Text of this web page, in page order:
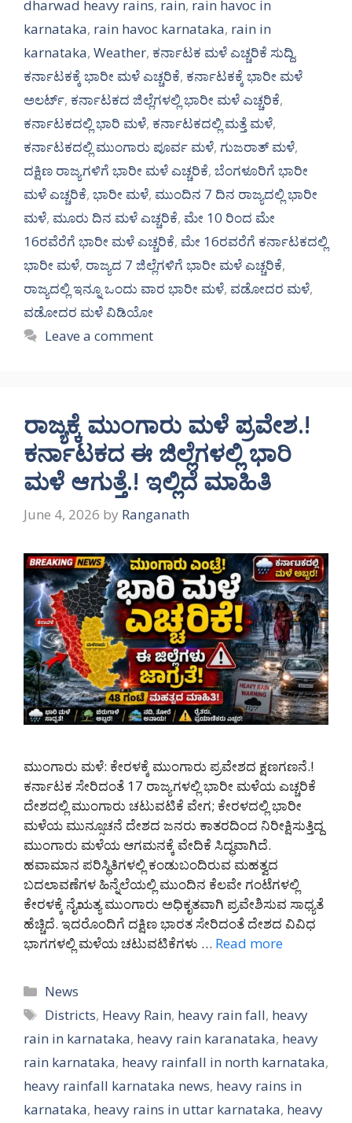
dharwad heavy rains, rain, rain havoc in
karnataka, rain havoc karnataka, rain in
karnataka, Weather, ಕರ್ನಾಟಕ ಮಳೆ ಎಚ್ಚರಿಕೆ ಸುದ್ದಿ,
ಕರ್ನಾಟಕಕ್ಕೆ ಭಾರೀ ಮಳೆ ಎಚ್ಚರಿಕೆ, ಕರ್ನಾಟಕಕ್ಕೆ ಭಾರೀ ಮಳೆ
ಅಲರ್ಟ್‌, ಕರ್ನಾಟಕದ ಜಿಲ್ಲೆಗಳಲ್ಲಿ ಭಾರೀ ಮಳೆ ಎಚ್ಚರಿಕೆ,
ಕರ್ನಾಟಕದಲ್ಲಿ ಭಾರಿ ಮಳೆ, ಕರ್ನಾಟಕದಲ್ಲಿ ಮತ್ತೆ ಮಳೆ,
ಕರ್ನಾಟಕದಲ್ಲಿ ಮುಂಗಾರು ಪೂರ್ವ ಮಳೆ, ಗುಜರಾತ್ ಮಳೆ,
ದಕ್ಷಿಣ ರಾಜ್ಯಗಳಿಗೆ ಭಾರೀ ಮಳೆ ಎಚ್ಚರಿಕೆ, ಬೆಂಗಳೂರಿಗೆ ಭಾರೀ
ಮಳೆ ಎಚ್ಚರಿಕೆ, ಭಾರೀ ಮಳೆ, ಮುಂದಿನ 7 ದಿನ ರಾಜ್ಯದಲ್ಲಿ ಭಾರೀ
ಮಳೆ, ಮೂರು ದಿನ ಮಳೆ ಎಚ್ಚರಿಕೆ, ಮೇ 10 ರಿಂದ ಮೇ
16ರವೆರೆಗೆ ಭಾರೀ ಮಳೆ ಎಚ್ಚರಿಕೆ, ಮೇ 16ರವರೆಗೆ ಕರ್ನಾಟಕದಲ್ಲಿ
ಭಾರೀ ಮಳೆ, ರಾಜ್ಯದ 7 ಜಿಲ್ಲೆಗಳಿಗೆ ಭಾರೀ ಮಳೆ ಎಚ್ಚರಿಕೆ,
ರಾಜ್ಯದಲ್ಲಿ ಇನ್ನೂ ಒಂದು ವಾರ ಭಾರೀ ಮಳೆ, ವಡೋದರ ಮಳೆ,
ವಡೋದರ ಮಳೆ ವಿಡಿಯೋ
Leave a comment
ರಾಜ್ಯಕ್ಕೆ ಮುಂಗಾರು ಮಳೆ ಪ್ರವೇಶ.!
ಕರ್ನಾಟಕದ ಈ ಜಿಲ್ಲೆಗಳಲ್ಲಿ ಭಾರಿ
ಮಳೆ ಆಗುತ್ತೆ.! ಇಲ್ಲಿದೆ ಮಾಹಿತಿ
June 4, 2026 by Ranganath
ಮುಂಗಾರು ಮಳೆ: ಕೇರಳಕ್ಕೆ ಮುಂಗಾರು ಪ್ರವೇಶದ ಕ್ಷಣಗಣನೆ.!
ಕರ್ನಾಟಕ ಸೇರಿದಂತೆ 17 ರಾಜ್ಯಗಳಲ್ಲಿ ಭಾರೀ ಮಳೆಯ ಎಚ್ಚರಿಕೆ
ದೇಶದಲ್ಲಿ ಮುಂಗಾರು ಚಟುವಟಿಕೆ ವೇಗ; ಕೇರಳದಲ್ಲಿ ಭಾರೀ
ಮಳೆಯ ಮುನ್ಸೂಚನೆ ದೇಶದ ಜನರು ಕಾತರದಿಂದ ನಿರೀಕ್ಷಿಸುತ್ತಿದ್ದ
ಮುಂಗಾರು ಮಳೆಯ ಆಗಮನಕ್ಕೆ ವೇದಿಕೆ ಸಿದ್ಧವಾಗಿದೆ.
ಹವಾಮಾನ ಪರಿಸ್ಥಿತಿಗಳಲ್ಲಿ ಕಂಡುಬಂದಿರುವ ಮಹತ್ವದ
ಬದಲಾವಣೆಗಳ ಹಿನ್ನೆಲೆಯಲ್ಲಿ ಮುಂದಿನ ಕೆಲವೇ ಗಂಟೆಗಳಲ್ಲಿ
ಕೇರಳಕ್ಕೆ ನೈಋತ್ಯ ಮುಂಗಾರು ಅಧಿಕೃತವಾಗಿ ಪ್ರವೇಶಿಸುವ ಸಾಧ್ಯತೆ
ಹೆಚ್ಚಿದೆ. ಇದರೊಂದಿಗೆ ದಕ್ಷಿಣ ಭಾರತ ಸೇರಿದಂತೆ ದೇಶದ ವಿವಿಧ
ಭಾಗಗಳಲ್ಲಿ ಮಳೆಯ ಚಟುವಟಿಕೆಗಳು … Read more
Categories
News
Tags
Districts, Heavy Rain, heavy rain fall, heavy
rain in karnataka, heavy rain karanataka, heavy
rain karnataka, heavy rainfall in north karnataka,
heavy rainfall karnataka news, heavy rains in
karnataka, heavy rains in uttar karnataka, heavy